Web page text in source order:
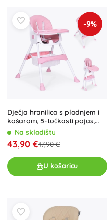
-9%
Dječja hranilica s pladnjem i
košarom, 5-točkasti pojas,
ECOTOYS – Ružičasta
Na skladištu
43,90 €47,90 €
U košaricu